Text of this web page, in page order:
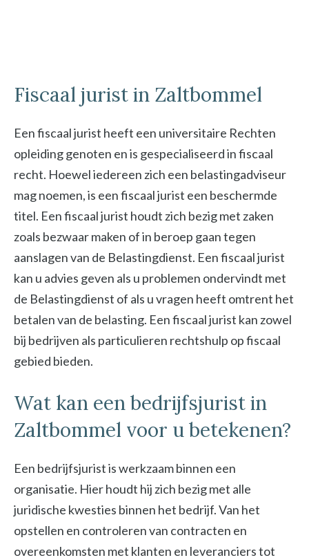
Fiscaal jurist in Zaltbommel
Een fiscaal jurist heeft een universitaire Rechten
opleiding genoten en is gespecialiseerd in fiscaal
recht. Hoewel iedereen zich een belastingadviseur
mag noemen, is een fiscaal jurist een beschermde
titel. Een fiscaal jurist houdt zich bezig met zaken
zoals bezwaar maken of in beroep gaan tegen
aanslagen van de Belastingdienst. Een fiscaal jurist
kan u advies geven als u problemen ondervindt met
de Belastingdienst of als u vragen heeft omtrent het
betalen van de belasting. Een fiscaal jurist kan zowel
bij bedrijven als particulieren rechtshulp op fiscaal
gebied bieden.
Wat kan een bedrijfsjurist in
Zaltbommel voor u betekenen?
Een bedrijfsjurist is werkzaam binnen een
organisatie. Hier houdt hij zich bezig met alle
juridische kwesties binnen het bedrijf. Van het
opstellen en controleren van contracten en
overeenkomsten met klanten en leveranciers tot